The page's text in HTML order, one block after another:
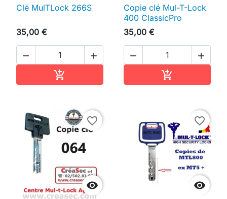
Clé MulTLock 266S
35,00 €
 

Copie clé Mul-T-Lock
400 ClassicPro
35,00 €
 


favorite_border

favorite_border